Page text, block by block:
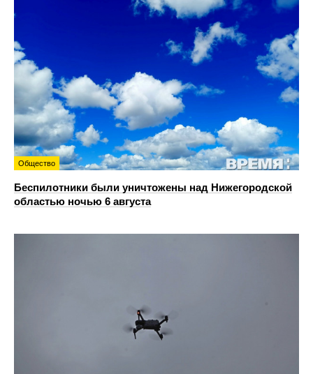
Общество
Беспилотники были уничтожены над Нижегородской
областью ночью 6 августа